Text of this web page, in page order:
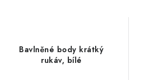
Bavlněné body krátký
rukáv, bílé